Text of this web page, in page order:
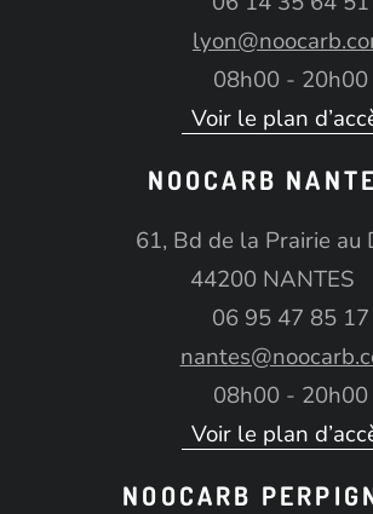
08h00 - 20h00
Voir le plan
NOOCARB
61, Bd de la Prairie au
44200 NANTES
06 95 47 85 17
08h00 - 20h00
Voir le plan
NOOCARB